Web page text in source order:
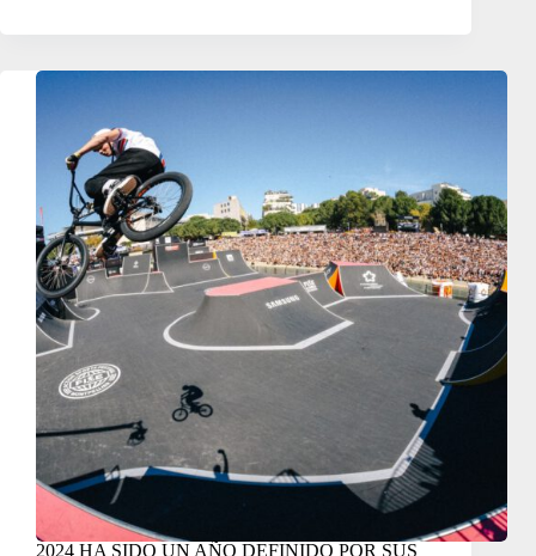
2024 HA SIDO UN AÑO DEFINIDO POR SUS